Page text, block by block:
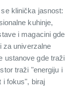
klinička jasnost:
kuhinje,
i magacini gde
za univerzalne
ustanove gde traži
traži "energiju i
i fokus", biraj